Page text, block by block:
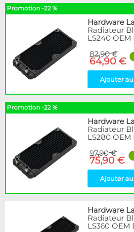
Promotion -22 %
Hardware
Radiateur
LS240
82,90 €
64,90 €
Ajouter
Promotion -22 %
Hardware
Radiateur
LS280
97,90 €
75,90 €
Ajouter
Hardware
Radiateur
LS360